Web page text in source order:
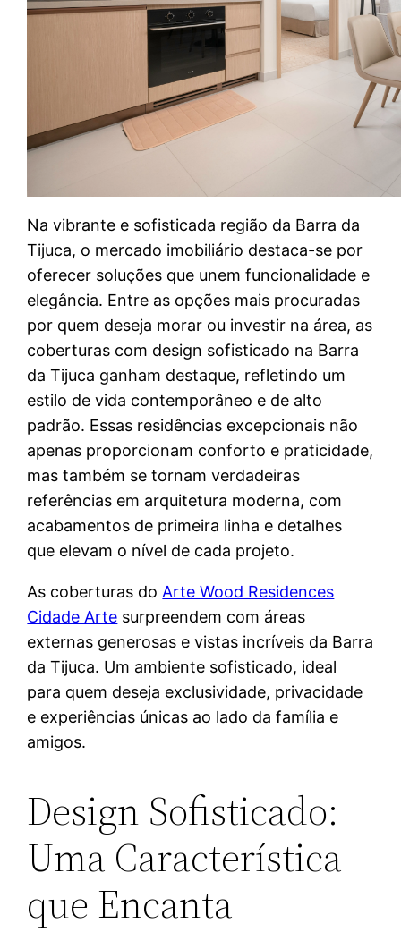
Na vibrante e sofisticada região da Barra da
Tijuca, o mercado imobiliário destaca-se por
oferecer soluções que unem funcionalidade e
elegância. Entre as opções mais procuradas
por quem deseja morar ou investir na área, as
coberturas com design sofisticado na Barra
da Tijuca ganham destaque, refletindo um
estilo de vida contemporâneo e de alto
padrão. Essas residências excepcionais não
apenas proporcionam conforto e praticidade,
mas também se tornam verdadeiras
referências em arquitetura moderna, com
acabamentos de primeira linha e detalhes
que elevam o nível de cada projeto.
As coberturas do Arte Wood Residences
Cidade Arte surpreendem com áreas
externas generosas e vistas incríveis da Barra
da Tijuca. Um ambiente sofisticado, ideal
para quem deseja exclusividade, privacidade
e experiências únicas ao lado da família e
amigos.
Design Sofisticado:
Uma Característica
que Encanta